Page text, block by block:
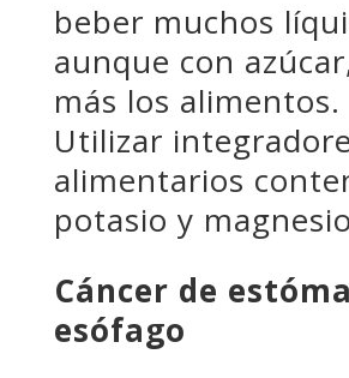
beber muchos
aunque con
más los alimentos.
Utilizar
alimentarios
potasio y
Cáncer de
esófago